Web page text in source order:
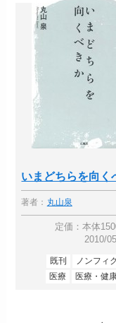
いまどちらを向く
著者： 丸山泉
定価：本体
2010/
既刊
ノンフィ
医療
医療・健